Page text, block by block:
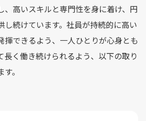
、高いスキルと専門性を身に着け、円
し続けています。社員が持続的に高い
揮できるよう、一人ひとりが心身とも
長く働き続けられるよう、以下の取り
。